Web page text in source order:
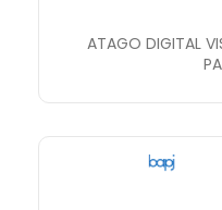
ATAGO DIGITAL